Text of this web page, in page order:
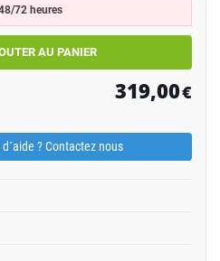
72 heures
319,00€
? Contactez nous